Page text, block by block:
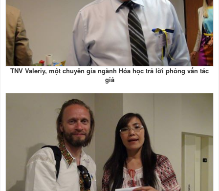
TNV Valeriy, một chuyên gia ngành Hóa học trả lời phỏng vấn tác
giả